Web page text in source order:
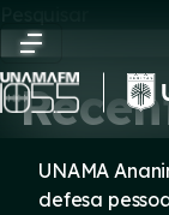
content
Pesquisar
UNAMA
defesa